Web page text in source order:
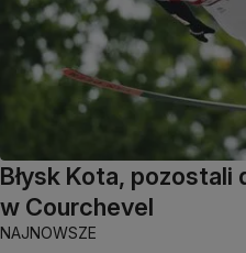
Błysk Kota, pozostali
w Courchevel
NAJNOWSZE